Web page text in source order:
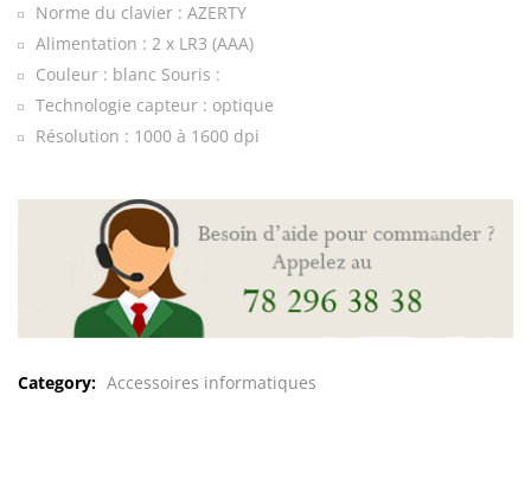
Norme du clavier : AZERTY
Alimentation : 2 x LR3 (AAA)
Couleur : blanc Souris :
Technologie capteur : optique
Résolution : 1000 à 1600 dpi
Category: Accessoires informatiques